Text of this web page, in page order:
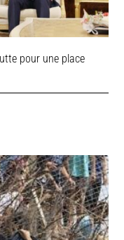
pour une place